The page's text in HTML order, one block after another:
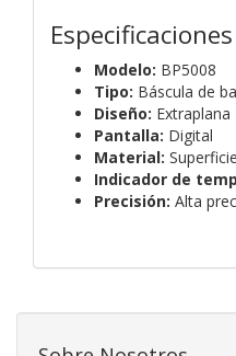
Especificaciones
Modelo: BP5008
Tipo: Báscula de
Diseño: Extraplana
Pantalla: Digital
Material:
Indicador de
Precisión: Alta